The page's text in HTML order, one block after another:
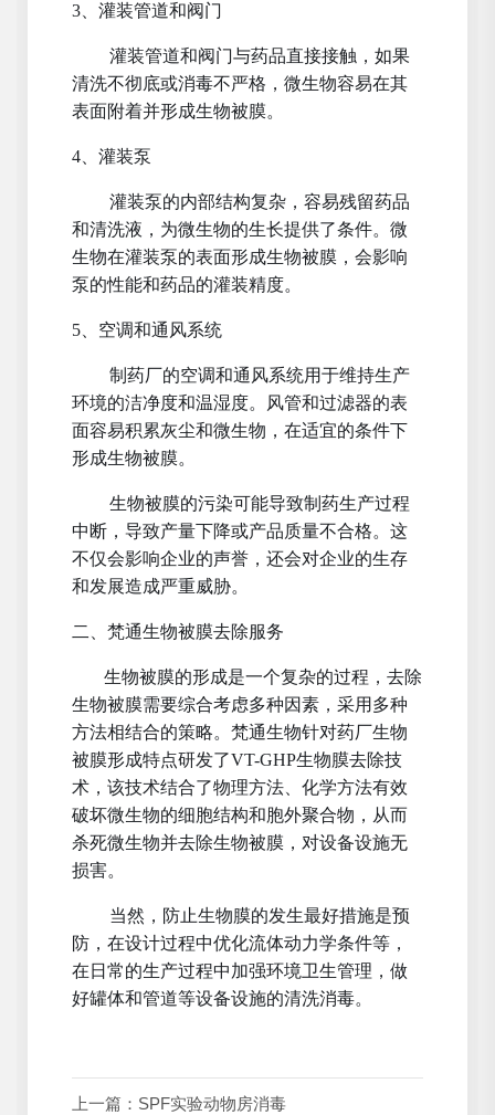
3、灌装管道和阀门
灌装管道和阀门与药品直接接触，如果
清洗不彻底或消毒不严格，微生物容易在其
表面附着并形成生物被膜。
4、灌装泵
灌装泵的内部结构复杂，容易残留药品
和清洗液，为微生物的生长提供了条件。微
生物在灌装泵的表面形成生物被膜，会影响
泵的性能和药品的灌装精度。
5、空调和通风系统
制药厂的空调和通风系统用于维持生产
环境的洁净度和温湿度。风管和过滤器的表
面容易积累灰尘和微生物，在适宜的条件下
形成生物被膜。
生物被膜的污染可能导致制药生产过程
中断，导致产量下降或产品质量不合格。这
不仅会影响企业的声誉，还会对企业的生存
和发展造成严重威胁。
二、梵通生物被膜去除服务
生物被膜的形成是一个复杂的过程，去除
生物被膜需要综合考虑多种因素，采用多种
方法相结合的策略。梵通生物针对药厂生物
被膜形成特点研发了VT-GHP生物膜去除技
术，该技术结合了物理方法、化学方法有效
破坏微生物的细胞结构和胞外聚合物，从而
杀死微生物并去除生物被膜，对设备设施无
损害。
当然，防止生物膜的发生最好措施是预
防，在设计过程中优化流体动力学条件等，
在日常的生产过程中加强环境卫生管理，做
好罐体和管道等设备设施的清洗消毒。
上一篇： SPF实验动物房消毒